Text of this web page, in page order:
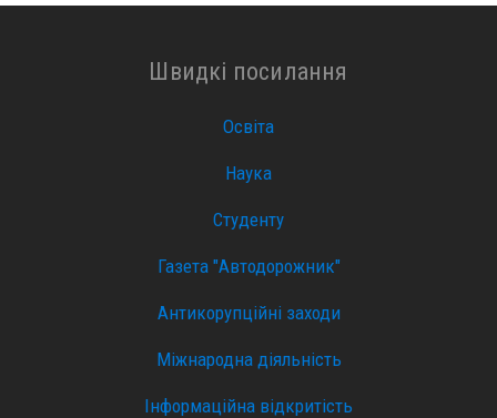
Швидкі посилання
Освіта
Наука
Студенту
Газета "Автодорожник"
Антикорупційні заходи
Міжнародна діяльність
Інформаційна відкритість